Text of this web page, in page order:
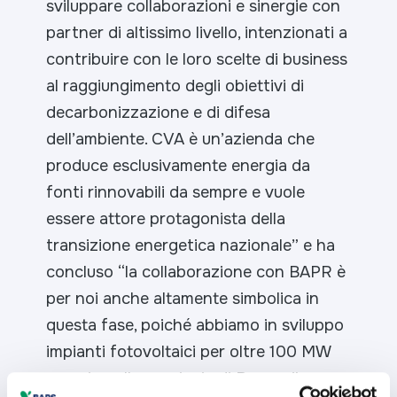
sviluppare collaborazioni e sinergie con
partner di altissimo livello, intenzionati a
contribuire con le loro scelte di business
al raggiungimento degli obiettivi di
decarbonizzazione e di difesa
dell’ambiente. CVA è un’azienda che
produce esclusivamente energia da
fonti rinnovabili da sempre e vuole
essere attore protagonista della
transizione energetica nazionale” e ha
concluso “la collaborazione con BAPR è
per noi anche altamente simbolica in
questa fase, poiché abbiamo in sviluppo
impianti fotovoltaici per oltre 100 MW
proprio nella provincia di Ragusa”.